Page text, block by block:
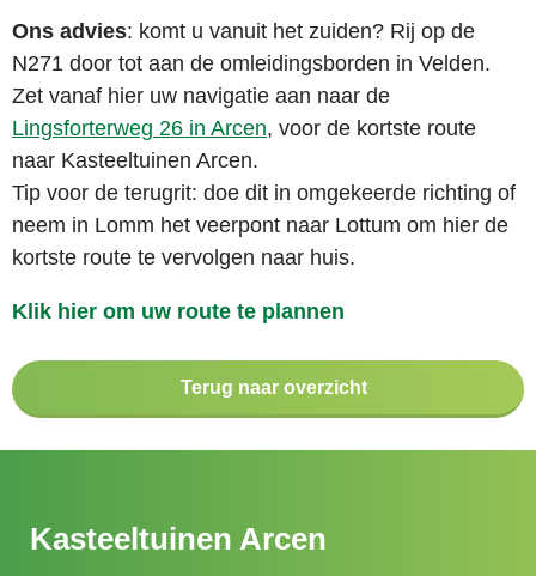
Ons advies: komt u vanuit het zuiden? Rij op de
N271 door tot aan de omleidingsborden in Velden.
Zet vanaf hier uw navigatie aan naar de
Lingsforterweg 26 in Arcen, voor de kortste route
naar Kasteeltuinen Arcen.
Tip voor de terugrit: doe dit in omgekeerde richting of
neem in Lomm het veerpont naar Lottum om hier de
kortste route te vervolgen naar huis.
Klik hier om uw route te plannen
Terug naar overzicht
Kasteeltuinen Arcen